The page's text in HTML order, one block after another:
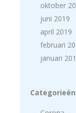
oktober
juni 2019
april 2019
februari
januari
Categorieën